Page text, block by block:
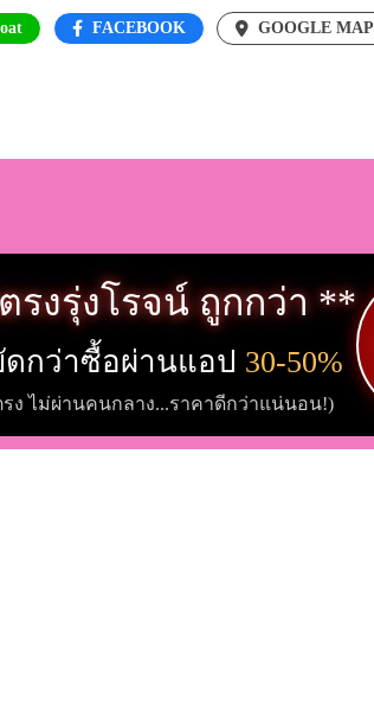
FACEBOOK GOOGLE MAP
รงรุ่งโรจน์ ถูกกว่า **
ดกว่าซื้อผ่านแอป 30-50%
รง ไม่ผ่านคนกลาง...ราคาดีกว่าแน่นอน!)